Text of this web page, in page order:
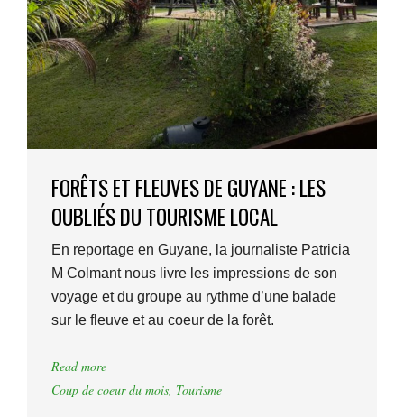
FORÊTS ET FLEUVES DE GUYANE : LES
OUBLIÉS DU TOURISME LOCAL
En reportage en Guyane, la journaliste Patricia
M Colmant nous livre les impressions de son
voyage et du groupe au rythme d’une balade
sur le fleuve et au coeur de la forêt.
Read more
Coup de coeur du mois, Tourisme